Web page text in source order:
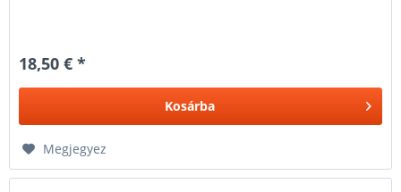
18,50 € *
Kosárba
Megjegyez